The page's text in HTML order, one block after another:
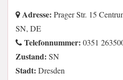
Adresse: Prager Str. 15
SN, DE
Telefonnummer: 0351
Zustand: SN
Stadt: Dresden